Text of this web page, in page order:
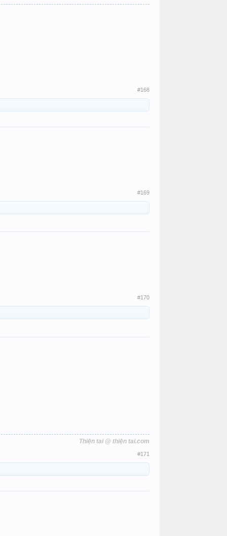
#168
#169
#170
Thiện tai @ thiện tai.com
#171